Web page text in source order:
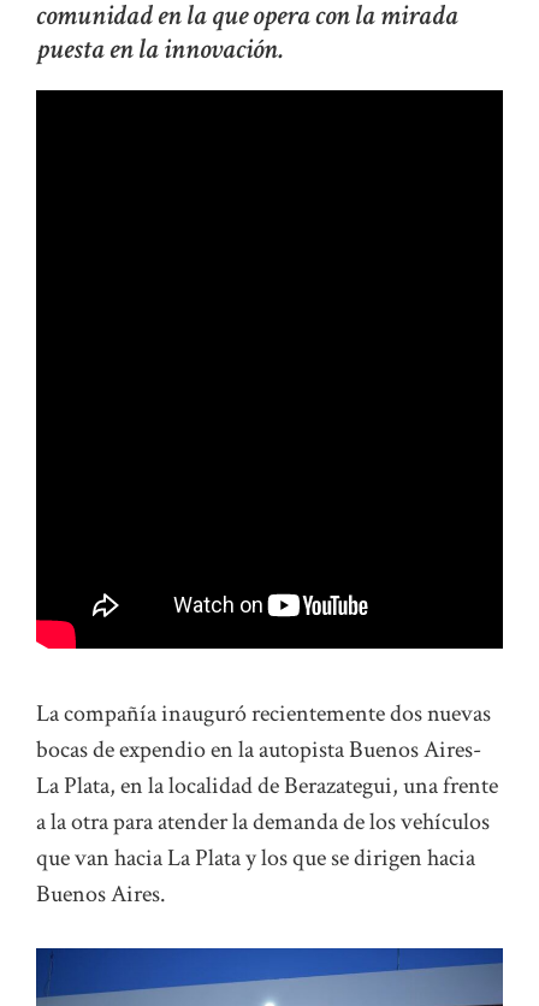
comunidad en la que opera con la mirada
puesta en la innovación.
La compañía inauguró recientemente dos nuevas
bocas de expendio en la autopista Buenos Aires-
La Plata, en la localidad de Berazategui, una frente
a la otra para atender la demanda de los vehículos
que van hacia La Plata y los que se dirigen hacia
Buenos Aires.